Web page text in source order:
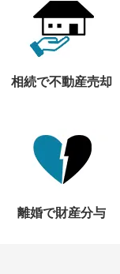
相続で不動産売却
離婚で財産分与